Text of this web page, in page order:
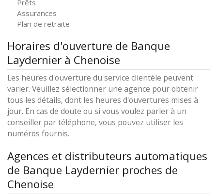
Prêts
Assurances
Plan de retraite
Horaires d'ouverture de Banque
Laydernier à Chenoise
Les heures d'ouverture du service clientèle peuvent
varier. Veuillez sélectionner une agence pour obtenir
tous les détails, dont les heures d'ouvertures mises à
jour. En cas de doute ou si vous voulez parler à un
conseiller par téléphone, vous pouvez utiliser les
numéros fournis.
Agences et distributeurs automatiques
de Banque Laydernier proches de
Chenoise